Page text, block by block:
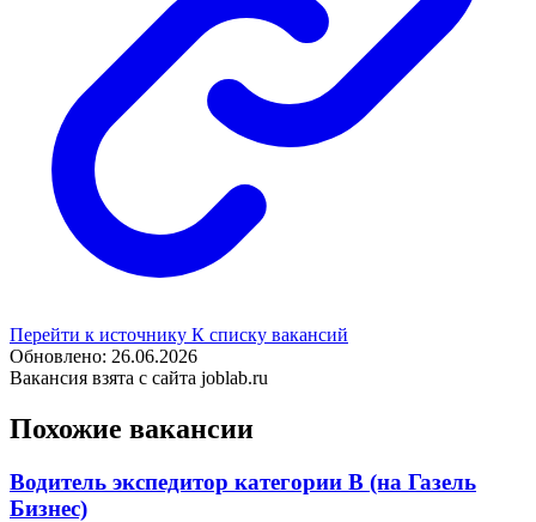
Перейти к источнику К списку вакансий
Обновлено: 26.06.2026
Вакансия взята с сайта joblab.ru
Похожие вакансии
Водитель экспедитор категории В (на Газель
Бизнес)